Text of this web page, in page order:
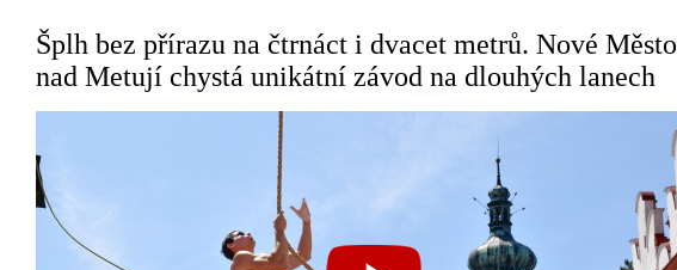
Šplh bez přírazu na čtrnáct i dvacet metrů. Nové Město
nad Metují chystá unikátní závod na dlouhých lanech